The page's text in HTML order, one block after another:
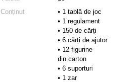
Conținut
• 1 tablă de joc
• 1 regulament
• 150 de cărți
• 6 cărți de ajutor
• 12 figurine
din carton
• 6 suporturi
• 1 zar